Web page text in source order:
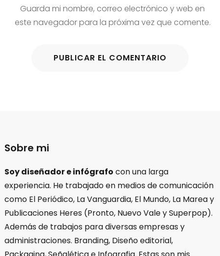
Guarda mi nombre, correo electrónico y web en
este navegador para la próxima vez que comente.
Sobre mi
Soy diseñador e infógrafo con una larga
experiencia. He trabajado en medios de comunicación
como El Periódico, La Vanguardia, El Mundo, La Marea y
Publicaciones Heres (Pronto, Nuevo Vale y Superpop).
Además de trabajos para diversas empresas y
administraciones. Branding, Diseño editorial,